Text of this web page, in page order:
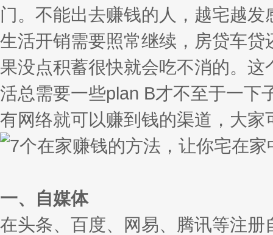
门。不能出去赚钱的人，越宅越
生活开销需要照常继续，房贷车
果没点积蓄很快就会吃不消的。
活总需要一些plan B才不至于一下
有网络就可以赚到钱的渠道，大
一、自媒体
在头条、百度、网易、腾讯等注